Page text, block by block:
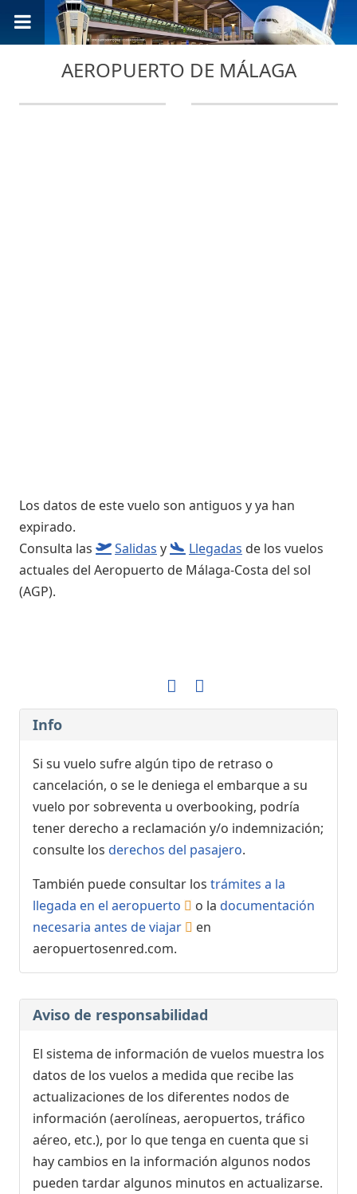
AEROPUERTO DE MÁLAGA
Los datos de este vuelo son antiguos y ya han
expirado.
Consulta las
Salidas y Llegadas de los vuelos
actuales del Aeropuerto de Málaga-Costa del sol
(AGP).
Info
Si su vuelo sufre algún tipo de retraso o
cancelación, o se le deniega el embarque a su
vuelo por sobreventa u overbooking, podría
tener derecho a reclamación y/o indemnización;
consulte los derechos del pasajero.
También puede consultar los trámites a la
llegada en el aeropuerto
o la documentación
necesaria antes de viajar
en
aeropuertosenred.com.
Aviso de responsabilidad
El sistema de información de vuelos muestra los
datos de los vuelos a medida que recibe las
actualizaciones de los diferentes nodos de
información (aerolíneas, aeropuertos, tráfico
aéreo, etc.), por lo que tenga en cuenta que si
hay cambios en la información algunos nodos
pueden tardar algunos minutos en actualizarse.